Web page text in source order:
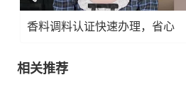
香料调料认证快速办理，省心
相关推荐